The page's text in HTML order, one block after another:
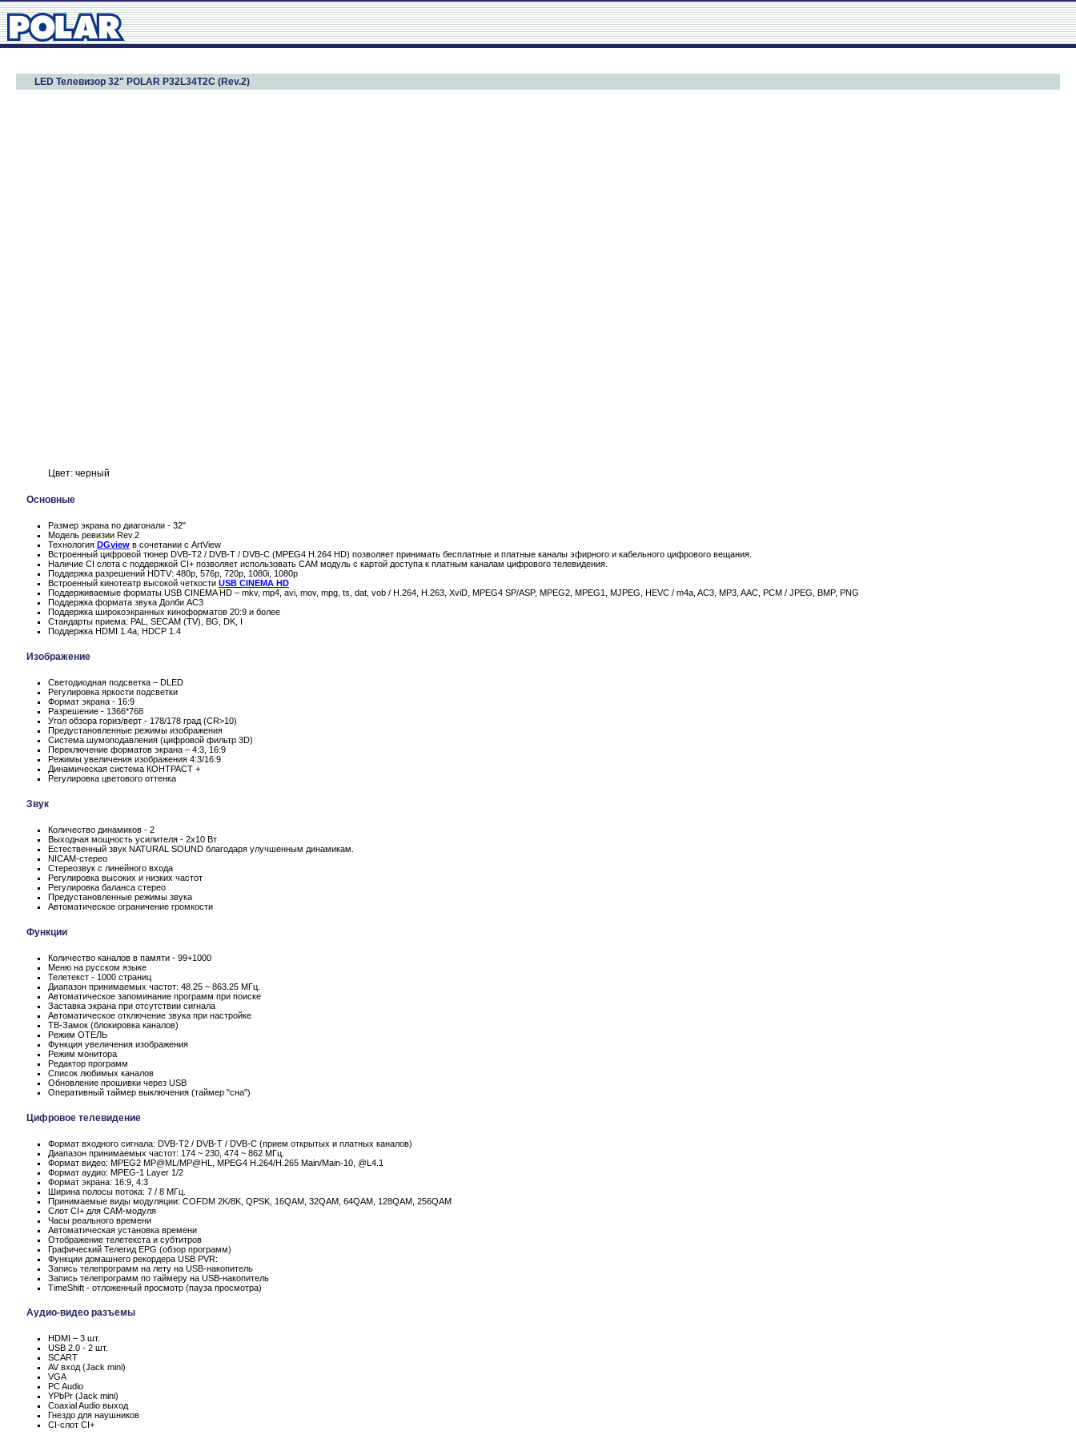
LED Телевизор 32" POLAR P32L34T2C (Rev.2)
Цвет: черный
Основные
Размер экрана по диагонали - 32"
Модель ревизии Rev.2
Технология DGview в сочетании с ArtView
Встроенный цифровой тюнер DVB-T2 / DVB-T / DVB-C (MPEG4 H.264 HD) позволяет принимать бесплатные и платные каналы эфирного и кабельного цифрового вещания.
Наличие CI слота с поддержкой CI+ позволяет использовать CAM модуль с картой доступа к платным каналам цифрового телевидения.
Поддержка разрешений HDTV: 480p, 576p, 720p, 1080i, 1080p
Встроенный кинотеатр высокой четкости USB CINEMA HD
Поддерживаемые форматы USB CINEMA HD – mkv, mp4, avi, mov, mpg, ts, dat, vob / H.264, H.263, XviD, MPEG4 SP/ASP, MPEG2, MPEG1, MJPEG, HEVC / m4a, AC3, MP3, AAC, PCM / JPEG, BMP, PNG
Поддержка формата звука Долби AC3
Поддержка широкоэкранных киноформатов 20:9 и более
Стандарты приема: PAL, SECAM (TV), BG, DK, I
Поддержка HDMI 1.4a, HDCP 1.4
Изображение
Светодиодная подсветка – DLED
Регулировка яркости подсветки
Формат экрана - 16:9
Разрешение - 1366*768
Угол обзора гориз/верт - 178/178 град (CR>10)
Предустановленные режимы изображения
Система шумоподавления (цифровой фильтр 3D)
Переключение форматов экрана – 4:3, 16:9
Режимы увеличения изображения 4:3/16:9
Динамическая система КОНТРАСТ +
Регулировка цветового оттенка
Звук
Количество динамиков - 2
Выходная мощность усилителя - 2x10 Вт
Естественный звук NATURAL SOUND благодаря улучшенным динамикам.
NICAM-стерео
Стереозвук с линейного входа
Регулировка высоких и низких частот
Регулировка баланса стерео
Предустановленные режимы звука
Автоматическое ограничение громкости
Функции
Количество каналов в памяти - 99+1000
Меню на русском языке
Телетекст - 1000 страниц
Диапазон принимаемых частот: 48.25 ~ 863.25 МГц.
Автоматическое запоминание программ при поиске
Заставка экрана при отсутствии сигнала
Автоматическое отключение звука при настройке
ТВ-Замок (блокировка каналов)
Режим ОТЕЛЬ
Функция увеличения изображения
Режим монитора
Редактор программ
Список любимых каналов
Обновление прошивки через USB
Оперативный таймер выключения (таймер "сна")
Цифровое телевидение
Формат входного сигнала: DVB-T2 / DVB-T / DVB-C (прием открытых и платных каналов)
Диапазон принимаемых частот: 174 ~ 230, 474 ~ 862 МГц.
Формат видео: MPEG2 MP@ML/MP@HL, MPEG4 H.264/H.265 Main/Main-10, @L4.1
Формат аудио: MPEG-1 Layer 1/2
Формат экрана: 16:9, 4:3
Ширина полосы потока: 7 / 8 МГц.
Принимаемые виды модуляции: COFDM 2K/8K, QPSK, 16QAM, 32QAM, 64QAM, 128QAM, 256QAM
Слот CI+ для CAM-модуля
Часы реального времени
Автоматическая установка времени
Отображение телетекста и субтитров
Графический Телегид EPG (обзор программ)
Функции домашнего рекордера USB PVR:
Запись телепрограмм на лету на USB-накопитель
Запись телепрограмм по таймеру на USB-накопитель
TimeShift - отложенный просмотр (пауза просмотра)
Аудио-видео разъемы
HDMI – 3 шт.
USB 2.0 - 2 шт.
SCART
AV вход (Jack mini)
VGA
PC Audio
YPbPr (Jack mini)
Coaxial Audio выход
Гнездо для наушников
CI-слот CI+